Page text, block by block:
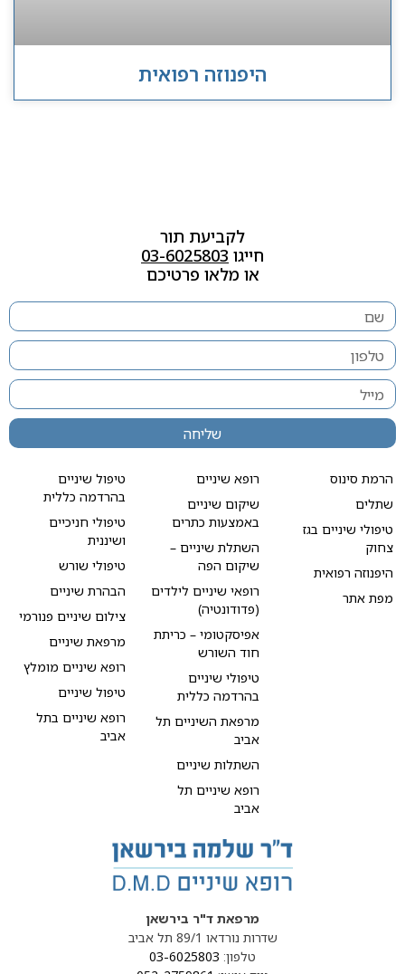
היפנוזה רפואית
מרפאת ד"ר בירשאן
שדרות נורדאו 89/1 תל אביב
טלפון: 03-6025803
טיפול שיניים
בהרדמה כללית
טיפולי חניכיים
ושיננית
טיפולי שורש
הבהרת שיניים
צילום שיניים פנורמי
מרפאת שיניים
רופא שיניים מומלץ
טיפול שיניים
רופא שיניים בתל
אביב
רופא שיניים
שיקום שיניים
באמצעות כתרים
השתלת שיניים –
שיקום הפה
רופאי שיניים לילדים
(פדודונטיה)
אפיסקטומי – כריתת
חוד השורש
טיפולי שיניים
בהרדמה כללית
מרפאת השיניים תל
אביב
השתלות שיניים
רופא שיניים תל
אביב
הרמת סינוס
שתלים
טיפולי שיניים בגז
צחוק
היפנוזה רפואית
מפת אתר
לקביעת תור
חייגו 03-6025803
או מלאו פרטיכם
שליחה